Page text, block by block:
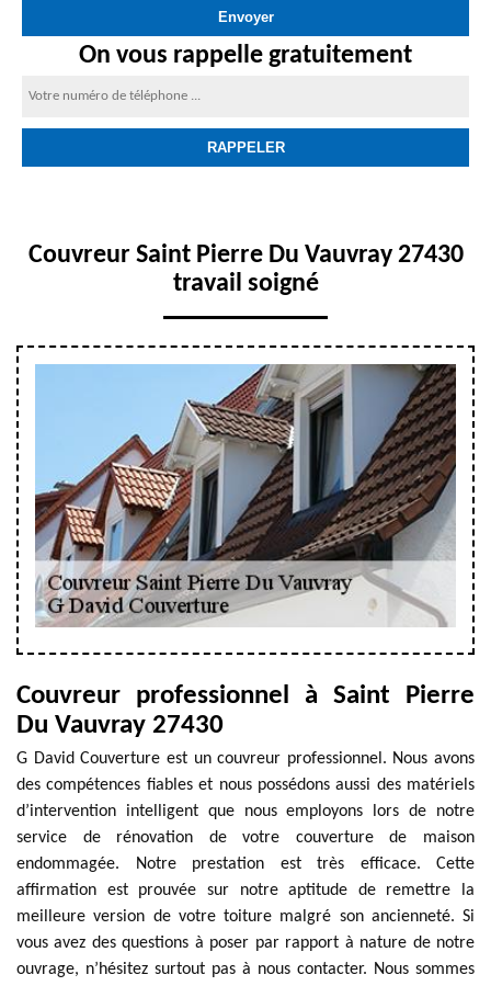
On vous rappelle gratuitement
Couvreur Saint Pierre Du Vauvray 27430
travail soigné
Couvreur professionnel à Saint Pierre
Du Vauvray 27430
G David Couverture est un couvreur professionnel. Nous avons
des compétences fiables et nous possédons aussi des matériels
d’intervention intelligent que nous employons lors de notre
service de rénovation de votre couverture de maison
endommagée. Notre prestation est très efficace. Cette
affirmation est prouvée sur notre aptitude de remettre la
meilleure version de votre toiture malgré son ancienneté. Si
vous avez des questions à poser par rapport à nature de notre
ouvrage, n’hésitez surtout pas à nous contacter. Nous sommes